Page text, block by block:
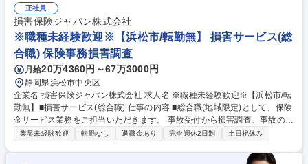
化状況を予測しながら品切れを防ぎ、新商品の投入タイミングも考慮した
最適な品揃えを実現。店舗特性に合わせた商品の配置や、設置スペースの
拡大提案など、売上向上のための営業活動も行います。 【取扱商品】多種
多様なカプセルトイを取り扱います。 募集職種 【静岡│カプセルトイの配
達/ルート営業】★バンダイナムコGr/未経験OK!!
正社員
損害保険ジャパン株式会社
※職種未経験歓迎※【浜松市/転勤無】 損害サービス(総
合職) 保険事務損害調査
月給20万4360円～67万3000円
静岡県浜松市中央区
企業名 損害保険ジャパン株式会社 求人名 ※職種未経験歓迎※【浜松市/転
勤無】■損害サービス(総合職) 仕事の内容 ■総合職(地域限定)として、保険
金サービス業務をご担当いただきます。 事故受付から損害調査、事故の相
手方との交渉などを行い、保険金のお支払いまでを行います。単に保険金
い、1日でも早く安心と保険金をお届けをします。保険の真価が問われる
業界未経験歓迎 転勤なし 退職金あり 完全週休2日制 土日祝休み